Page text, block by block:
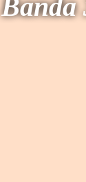
Banda